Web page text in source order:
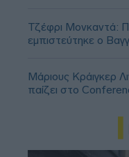
Τζέφρι Μονκαντά:
εμπιστεύτηκε ο
Μάριους Κράιγκερ
παίζει στο